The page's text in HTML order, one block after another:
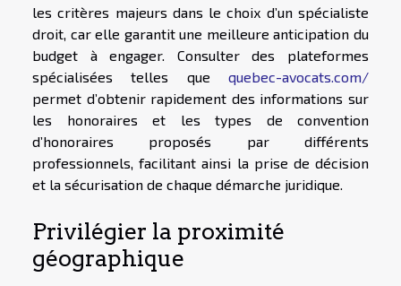
les critères majeurs dans le choix d’un spécialiste
droit, car elle garantit une meilleure anticipation du
budget à engager. Consulter des plateformes
spécialisées telles que quebec-avocats.com/
permet d’obtenir rapidement des informations sur
les honoraires et les types de convention
d’honoraires proposés par différents
professionnels, facilitant ainsi la prise de décision
et la sécurisation de chaque démarche juridique.
Privilégier la proximité
géographique